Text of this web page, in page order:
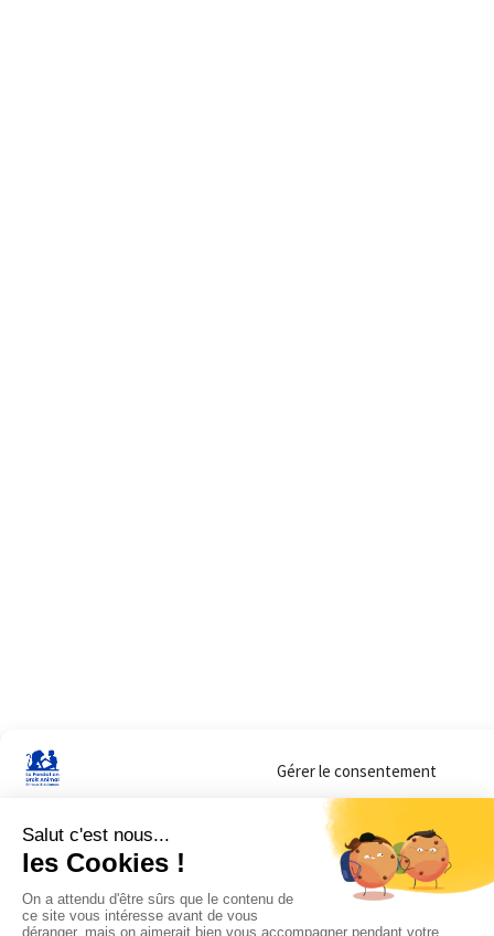
Gérer le consentement
Sur ce site, nous utilisons des cookies pour mesurer notre audience et vous
lorsque vous y consentez. Vous pouvez sélectionner ceux que vous autorisez
navigation.